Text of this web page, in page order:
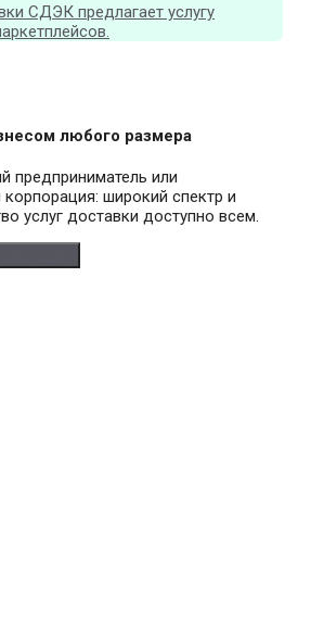
СДЭК предлагает услугу
любого размера
предприниматель или
широкий спектр и
услуг доставки доступно всем.